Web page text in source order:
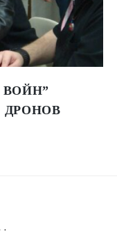
ВОЙН”
ДРОНОВ